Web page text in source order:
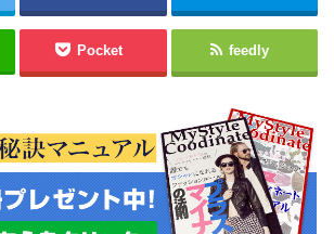
Pocket feedly